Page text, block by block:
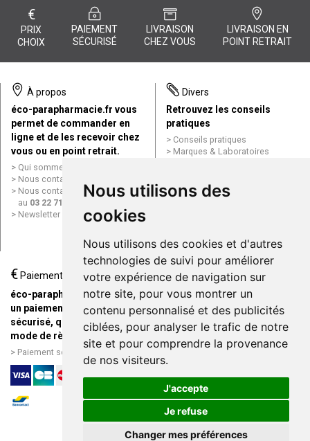
Nous utilisons des
cookies
Nous utilisons des cookies et d'autres
technologies de suivi pour améliorer
votre expérience de navigation sur
notre site, pour vous montrer un
contenu personnalisé et des publicités
ciblées, pour analyser le trafic de notre
site et pour comprendre la provenance
de nos visiteurs.
J'accepte
Je refuse
Changer mes préférences
€
PRIX
CHOIX
PAIEMENT
SÉCURISÉ
LIVRAISON
CHEZ VOUS
LIVRAISON EN
POINT RETRAIT
À propos
éco-parapharmacie.fr vous
permet de commander en
ligne et de les recevoir chez
vous ou en point retrait.
Qui sommes nous ?
Nous contacter par e-mail
Nous contacter par téléphone
au 03 22 71 64 10
Newsletter
Divers
Retrouvez les conseils
pratiques
Conseils pratiques
Marques & Laboratoires
Mentions légales
Données personnelles
ligne
€ Paiement
éco-parapharmacie.fr offre
un paiement entièrement
sécurisé, quel que soit le
mode de règlement
Paiement sécurisé et simple
Livraison / Point retrait
Commandez en ligne et
recevez votre commande
rapidement chez vous ou en
point retrait
Livraison chez vous ou en